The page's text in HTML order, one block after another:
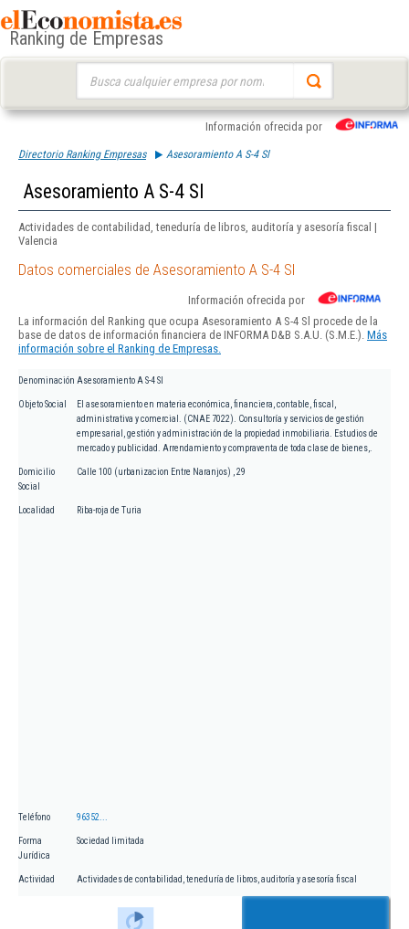
Ranking de Empresas
Información ofrecida por
Directorio Ranking Empresas Asesoramiento A S-4 Sl
Asesoramiento A S-4 Sl
Actividades de contabilidad, teneduría de libros, auditoría y asesoría fiscal |
Valencia
Datos comerciales de Asesoramiento A S-4 Sl
Información ofrecida por
La información del Ranking que ocupa Asesoramiento A S-4 Sl procede de la
base de datos de información financiera de INFORMA D&B S.A.U. (S.M.E.). Más
información sobre el Ranking de Empresas.
Denominación Asesoramiento A S-4 Sl
Objeto Social
El asesoramiento en materia económica, financiera, contable, fiscal,
administrativa y comercial. (CNAE 7022). Consultoría y servicios de gestión
empresarial, gestión y administración de la propiedad inmobiliaria. Estudios de
mercado y publicidad. Arrendamiento y compraventa de toda clase de bienes,.
Domicilio
Social
Calle 100 (urbanizacion Entre Naranjos) , 29
Localidad Riba-roja de Turia
Teléfono 96352...
Forma
Jurídica
Sociedad limitada
Actividad Actividades de contabilidad, teneduría de libros, auditoría y asesoría fiscal